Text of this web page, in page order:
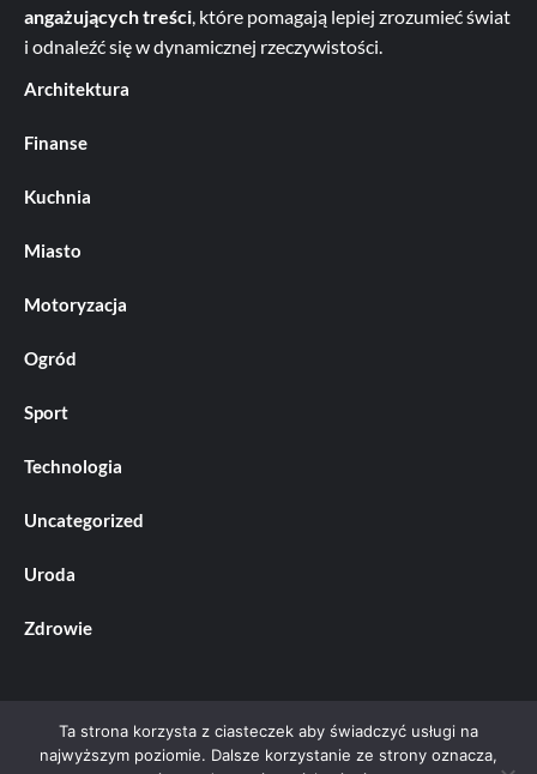
angażujących treści, które pomagają lepiej zrozumieć świat
i odnaleźć się w dynamicznej rzeczywistości.
Architektura
Finanse
Kuchnia
Miasto
Motoryzacja
Ogród
Sport
Technologia
Uncategorized
Uroda
Zdrowie
Ta strona korzysta z ciasteczek aby świadczyć usługi na
najwyższym poziomie. Dalsze korzystanie ze strony oznacza,